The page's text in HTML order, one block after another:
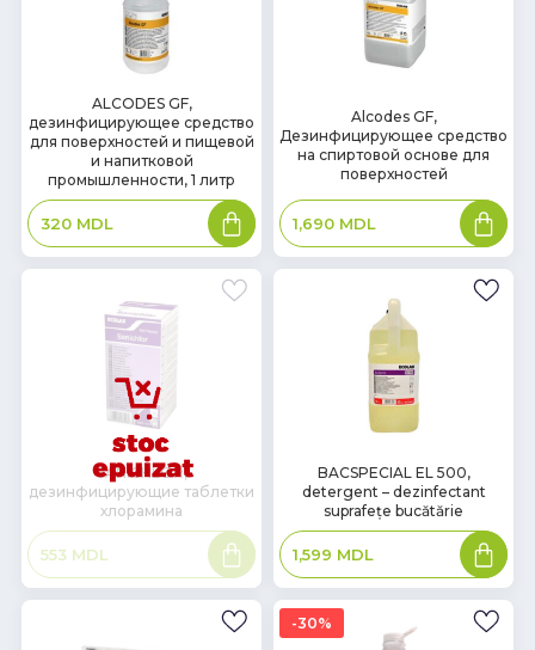
наличии
ALCODES GF,
дезинфицирующее средство
для поверхностей и пищевой
и напитковой
промышленности, 1 литр
320 MDL
В
корзину
наличии
Alcodes GF,
Дезинфицирующее средство
на спиртовой основе для
поверхностей
1,690 MDL
В
корзину
SANICHLOR,
дезинфицирующие таблетки
хлорамина
553 MDL
Подробнее
наличии
BACSPECIAL EL 500,
detergent – dezinfectant
suprafețe bucătărie
1,599 MDL
В
корзину
30%